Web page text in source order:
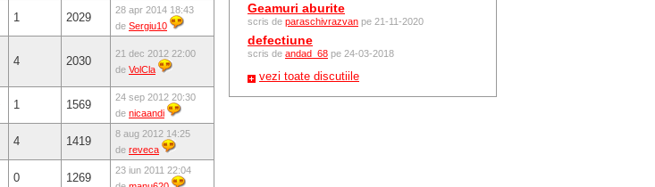
Geamuri aburite
scris de paraschivrazvan pe 21-11-2020
defectiune
scris de andad_68 pe 24-03-2018
vezi toate discutiile
1 2029
28 apr 2014 18:43
de Sergiu10
4 2030
21 dec 2012 22:00
de VolCla
1 1569
24 sep 2012 20:30
de nicaandi
4 1419
8 aug 2012 14:25
de reveca
0 1269
23 iun 2011 22:04